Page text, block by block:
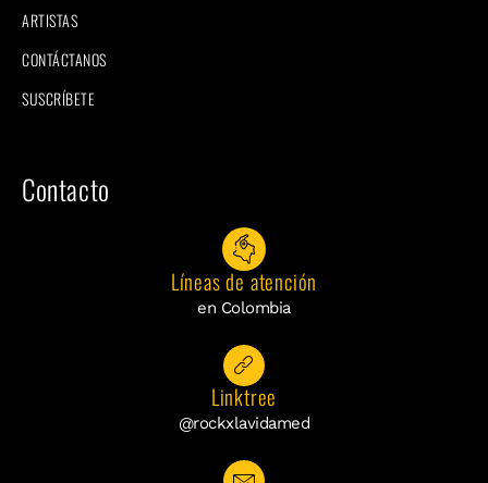
ARTISTAS
CONTÁCTANOS
SUSCRÍBETE
Contacto
Líneas de atención
en Colombia
Linktree
@rockxlavidamed